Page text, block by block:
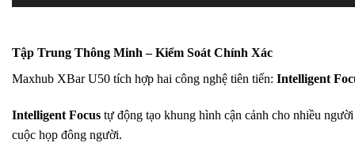
Tập Trung Thông Minh – Kiểm Soát Chính Xác
Maxhub XBar U50 tích hợp hai công nghệ tiên tiến: Intelligent
Intelligent Focus tự động tạo khung hình cận cảnh cho nhiều
cuộc họp đông người.